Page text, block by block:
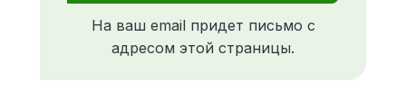
На ваш email придет письмо с
адресом этой страницы.